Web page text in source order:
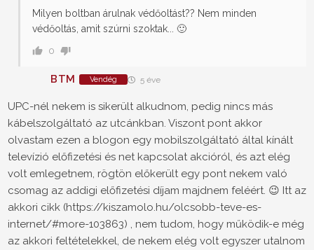
Milyen boltban árulnak védőoltást?? Nem minden
védőoltás, amit szúrni szoktak... 🙂
0
BTM Vendég 5 éve
UPC-nél nekem is sikerült alkudnom, pedig nincs más
kábelszolgáltató az utcánkban. Viszont pont akkor
olvastam ezen a blogon egy mobilszolgáltató által kínált
televízió előfizetési és net kapcsolat akcióról, és azt elég
volt emlegetnem, rögtön előkerült egy pont nekem való
csomag az addigi előfizetési díjam majdnem feléért. 😉 Itt az
akkori cikk (https://kiszamolo.hu/olcsobb-teve-es-
internet/#more-103863) , nem tudom, hogy működik-e még
az akkori feltételekkel, de nekem elég volt egyszer utalnom